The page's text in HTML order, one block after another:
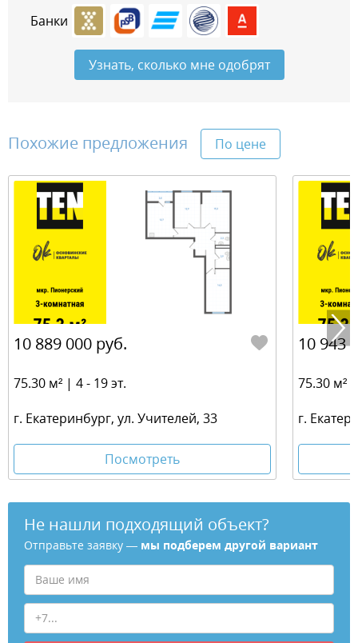
Банки
Узнать, сколько мне одобрят
Похожие предложения По цене
10 889 000 руб.
75.30 м² | 4 - 19 эт.
г. Екатеринбург, ул. Учителей, 33
Посмотреть
10 943
75.30 м²
г.
Не нашли подходящий объект?
Отправьте заявку — мы подберем другой вариант